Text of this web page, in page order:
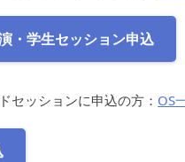
・学生セッション申込
セッションに申込の方： OS